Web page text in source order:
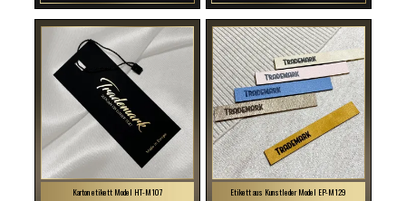
Karton etikett Model HT-M107 Etikett aus Kunstleder Model EP-M129